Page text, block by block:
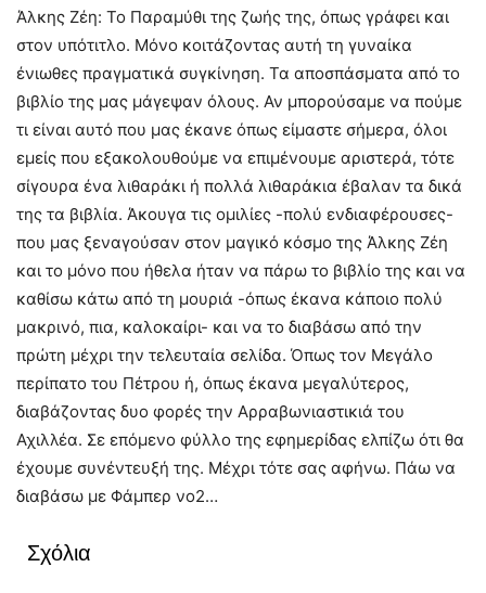
Άλκης Ζέη: Το Παραμύθι της ζωής της, όπως γράφει και
στον υπότιτλο. Μόνο κοιτάζοντας αυτή τη γυναίκα
ένιωθες πραγματικά συγκίνηση. Τα αποσπάσματα από το
βιβλίο της μας μάγεψαν όλους. Αν μπορούσαμε να πούμε
τι είναι αυτό που μας έκανε όπως είμαστε σήμερα, όλοι
εμείς που εξακολουθούμε να επιμένουμε αριστερά, τότε
σίγουρα ένα λιθαράκι ή πολλά λιθαράκια έβαλαν τα δικά
της τα βιβλία. Άκουγα τις ομιλίες -πολύ ενδιαφέρουσες-
που μας ξεναγούσαν στον μαγικό κόσμο της Άλκης Ζέη
και το μόνο που ήθελα ήταν να πάρω το βιβλίο της και να
καθίσω κάτω από τη μουριά -όπως έκανα κάποιο πολύ
μακρινό, πια, καλοκαίρι- και να το διαβάσω από την
πρώτη μέχρι την τελευταία σελίδα. Όπως τον Μεγάλο
περίπατο του Πέτρου ή, όπως έκανα μεγαλύτερος,
διαβάζοντας δυο φορές την Αρραβωνιαστικιά του
Αχιλλέα. Σε επόμενο φύλλο της εφημερίδας ελπίζω ότι θα
έχουμε συνέντευξή της. Μέχρι τότε σας αφήνω. Πάω να
διαβάσω με Φάμπερ νο2…
Σχόλια